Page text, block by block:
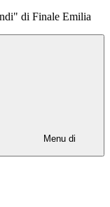
di Finale Emilia
Menu di